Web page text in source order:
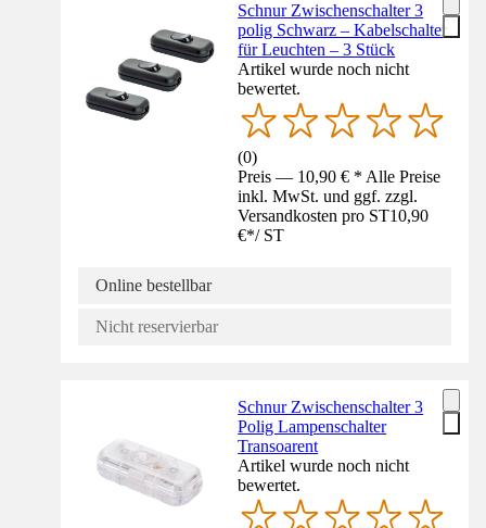
Schnur Zwischenschalter 3
polig Schwarz – Kabelschalter
für Leuchten – 3 Stück
Artikel wurde noch nicht
bewertet.
(0)
Preis — 10,90 € * Alle Preise
inkl. MwSt. und ggf. zzgl.
Versandkosten pro ST10,90
€*/ ST
Online bestellbar
Nicht reservierbar
Schnur Zwischenschalter 3
Polig Lampenschalter
Transoarent
Artikel wurde noch nicht
bewertet.